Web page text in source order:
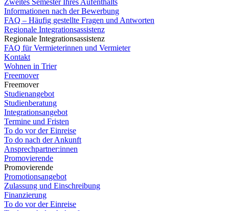
Zweites Semester Ihres Aufenthalts
Informationen nach der Bewerbung
FAQ – Häufig gestellte Fragen und Antworten
Regionale Integrationsassistenz
Regionale Integrationsassistenz
FAQ für Vermieterinnen und Vermieter
Kontakt
Wohnen in Trier
Freemover
Freemover
Studienangebot
Studienberatung
Integrationsangebot
Termine und Fristen
To do vor der Einreise
To do nach der Ankunft
Ansprechpartner:innen
Promovierende
Promovierende
Promotionsangebot
Zulassung und Einschreibung
Finanzierung
To do vor der Einreise